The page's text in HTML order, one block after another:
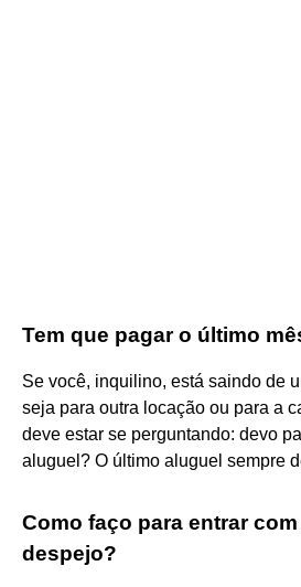
Tem que pagar o último
Se você, inquilino, está saindo de
seja para outra locação ou para a
deve estar se perguntando: devo
aluguel? O último aluguel sempre
Como faço para entrar
despejo?